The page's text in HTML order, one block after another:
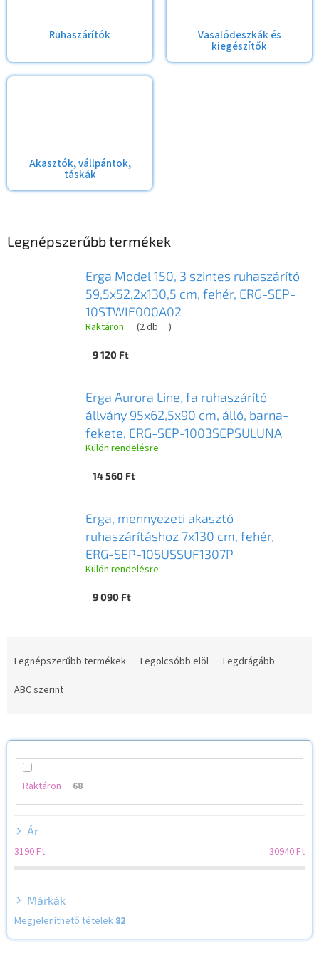
Ruhaszárítók Vasalódeszkák és
kiegészítők
Akasztók, vállpántok,
táskák
Legnépszerűbb termékek
Erga Model 150, 3 szintes ruhaszárító
59,5x52,2x130,5 cm, fehér, ERG-SEP-
10STWIE000A02
Raktáron (2 db )
9 120 Ft
Erga Aurora Line, fa ruhaszárító
állvány 95x62,5x90 cm, álló, barna-
fekete, ERG-SEP-1003SEPSULUNA
Külön rendelésre
14 560 Ft
Erga, mennyezeti akasztó
ruhaszárításhoz 7x130 cm, fehér,
ERG-SEP-10SUSSUF1307P
Külön rendelésre
9 090 Ft
m
e
Legnépszerűbb termékek Legolcsóbb elöl
Legdrágább
ABC szerint
Raktáron 68
Ár
3190Ft 30940Ft
Márkák
Megjeleníthető tételek 82